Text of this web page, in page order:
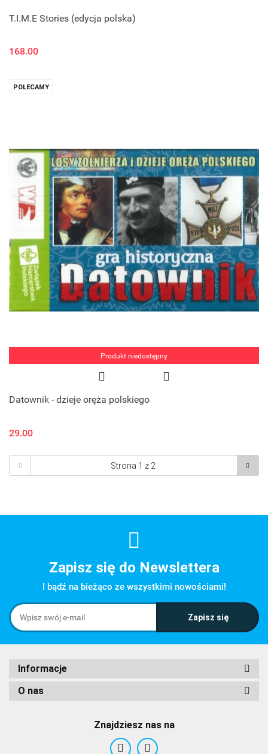
T.I.M.E Stories (edycja polska)
168.00
POLECAMY
Produkt niedostępny
Datownik - dzieje oręża polskiego
29.00
Zapisz się do Newslettera
I bądź na bieżąco ze wszystkimi nowościami!
Informacje
O nas
Znajdziesz nas na